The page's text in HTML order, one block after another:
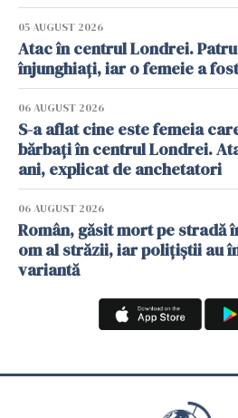
05 AUGUST 2026
Atac în centrul Londrei.
înjunghiați, iar o femeie a
06 AUGUST 2026
S-a aflat cine este femeia
bărbați în centrul Londrei.
ani, explicat de anchetatori
06 AUGUST 2026
Român, găsit mort pe stradă
om al străzii, iar polițiștii au
variantă